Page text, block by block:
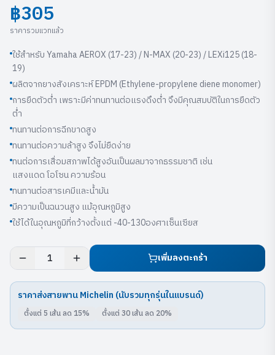
฿305
ราคารวมแวทแล้ว
ใช้สำหรับ Yamaha AEROX (17-23) / N-MAX (20-23) / LEXi125 (18-
19)
ผลิตจากยางสังเคราะห์ EPDM (Ethylene-propylene diene monomer)
การยืดตัวตํ่า เพราะมีค่าทนทานต่อแรงดึงตํ่า จึงมีคุณสมบัติในการยืดตัว
ตํ่า
ทนทานต่อการฉีกขาดสูง
ทนทานต่อความล้าสูง จึงไม่ยืดง่าย
ทนต่อการเสื่อมสภาพได้สูงอันเป็นผลมาจากธรรมชาติ เช่น
แสงแดด โอโซน ความร้อน
ทนทานต่อสารเคมีและนํ้ามัน
มีความเป็นฉนวนสูง แม้อุณหภูมิสูง
ใช้ได้ในอุณหภูมิที่กว้างตั้งแต่ -40-130องศาเซ็นเซียส
1 เพิ่มลงตะกร้า
ราคาส่งสายพานMichelin (นับรวมทุกรุ่นในแบรนด์)
ตั้งแต่ 5 เส้น ลด 15% ตั้งแต่ 30เส้น ลด 20%